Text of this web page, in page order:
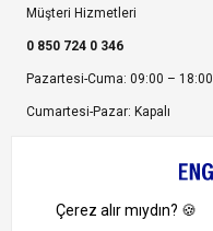
Müşteri Hizmetleri
0 850 724 0 346
Pazartesi-Cuma: 09:00 – 18:00
Cumartesi-Pazar: Kapalı